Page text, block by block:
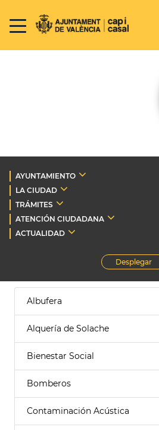
AYUNTAMIENTO
LA CIUDAD
TRÁMITES
ATENCIÓN CIUDADANA
ACTUALIDAD
Desplegar
Albufera
Alquería de Solache
Bienestar Social
Bomberos
Contaminación Acústica